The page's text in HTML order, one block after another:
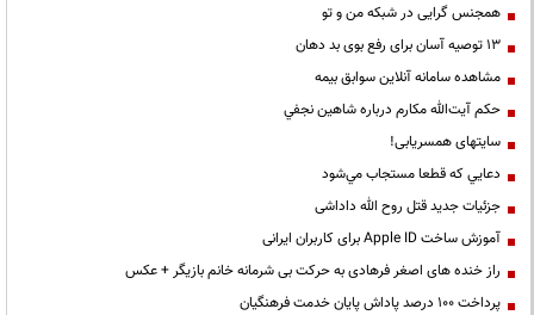
همجنس گرایی در شبکه من و تو
13 توصیه آسان برای رفع بوی بد دهان
مشاهده سامانه آنلاين سوابق بیمه
حكم آيت‌الله مكارم درباره شاهين نجفي
سایتهای همسریابی!
دعايي كه قطعا مستجاب مي‌شود
جزئیات جدید قتل روح الله داداشی
آموزش ساخت Apple ID برای کاربران ایرانی
راز خنده های اصغر فرهادی به حرکت بی شرمانه خانم بازیگر + عکس
پرداخت ۱۰۰ درصد پاداش پایان خدمت فرهنگیان